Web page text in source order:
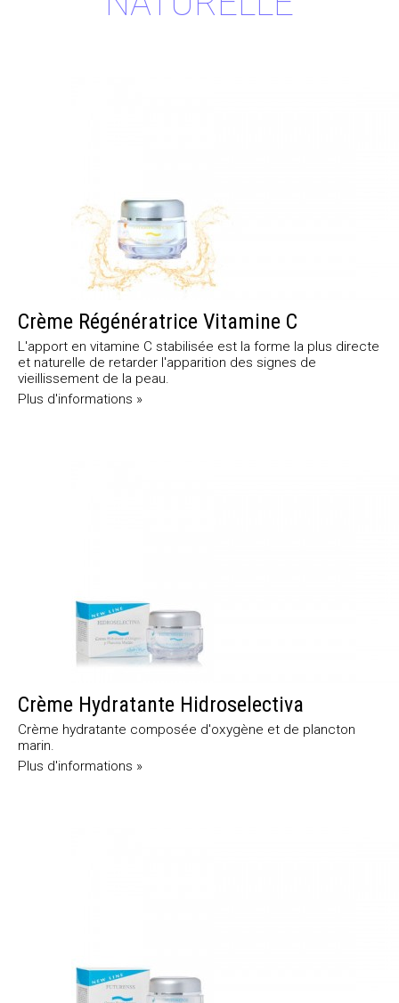
Crème Régénératrice Vitamine C
L'apport en vitamine C stabilisée est la forme la plus directe
et naturelle de retarder l'apparition des signes de
vieillissement de la peau.
Plus d'informations »
Crème Hydratante Hidroselectiva
Crème hydratante composée d'oxygène et de plancton
marin.
Plus d'informations »